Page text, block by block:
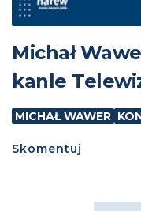
Michał
kanle
MICHAŁ WAWER
Skomentuj